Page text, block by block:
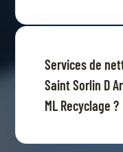
Services de
Saint Sorlin D
ML Recyclage ?